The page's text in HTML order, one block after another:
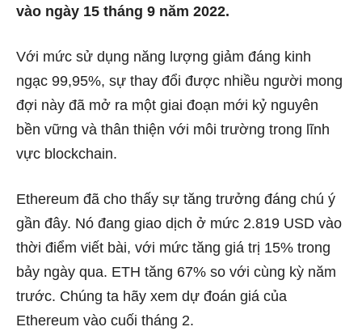
vào ngày 15 tháng 9 năm 2022.
Với mức sử dụng năng lượng giảm đáng kinh
ngạc 99,95%, sự thay đổi được nhiều người mong
đợi này đã mở ra một giai đoạn mới kỷ nguyên
bền vững và thân thiện với môi trường trong lĩnh
vực blockchain.
Ethereum đã cho thấy sự tăng trưởng đáng chú ý
gần đây. Nó đang giao dịch ở mức 2.819 USD vào
thời điểm viết bài, với mức tăng giá trị 15% trong
bảy ngày qua. ETH tăng 67% so với cùng kỳ năm
trước. Chúng ta hãy xem dự đoán giá của
Ethereum vào cuối tháng 2.